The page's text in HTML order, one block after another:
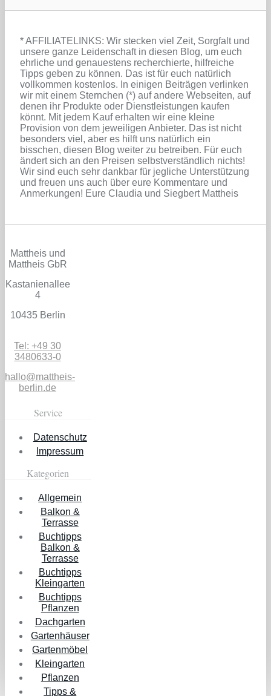
* AFFILIATELINKS: Wir stecken viel Zeit, Sorgfalt und
unsere ganze Leidenschaft in diesen Blog, um euch
ehrliche und genauestens recherchierte, hilfreiche
Tipps geben zu können. Das ist für euch natürlich
vollkommen kostenlos. In einigen Beiträgen verlinken
wir mit einem Sternchen (*) auf andere Webseiten, auf
denen ihr Produkte oder Dienstleistungen kaufen
könnt. Mit jedem Kauf erhalten wir eine kleine
Provision von dem jeweiligen Anbieter. Das ist nicht
besonders viel, aber es hilft uns natürlich ein
bisschen, diesen Blog weiter zu betreiben. Für euch
ändert sich an den Preisen selbstverständlich nichts!
Wir sind euch sehr dankbar für jegliche Unterstützung
und freuen uns auch über eure Kommentare und
Anmerkungen! Eure Claudia und Siegbert Mattheis
Mattheis und
Mattheis GbR
Kastanienallee
4
10435 Berlin
Tel: +49 30
3480633-0
hallo@mattheis-
berlin.de
Service
Datenschutz
Impressum
Kategorien
Allgemein
Balkon &
Terrasse
Buchtipps
Balkon &
Terrasse
Buchtipps
Kleingarten
Buchtipps
Pflanzen
Dachgarten
Gartenhäuser
Gartenmöbel
Kleingarten
Pflanzen
Tipps &